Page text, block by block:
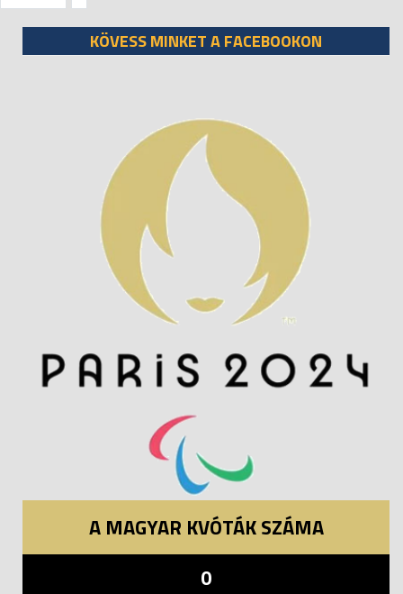
KÖVESS MINKET A FACEBOOKON
A MAGYAR KVÓTÁK SZÁMA
0